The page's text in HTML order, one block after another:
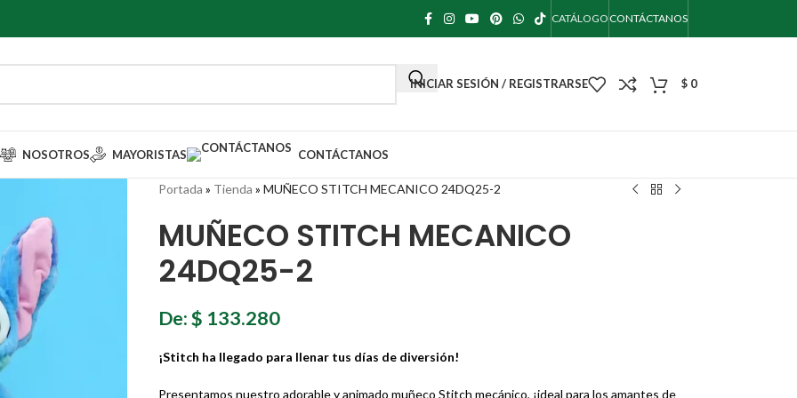
CATÁLOGO CONTÁCTANOS
INICIAR SESIÓN / REGISTRARSE $ 0
NOSOTROS MAYORISTAS CONTÁCTANOS
Portada » Tienda » MUÑECO STITCH MECANICO 24DQ25-2
MUÑECO STITCH MECANICO
24DQ25-2
De:$ 133.280
¡Stitch ha llegado para llenar tus días de diversión!
Presentamos nuestro adorable y animado muñeco Stitch mecánico, ¡ideal para los amantes de